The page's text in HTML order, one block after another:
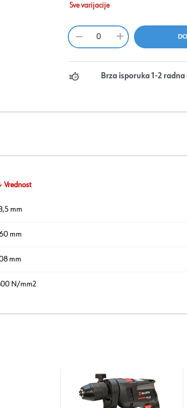
Sve varijacije
Brza isporuka 1-2 radna
Vrednost
mm
mm
mm
N/mm2